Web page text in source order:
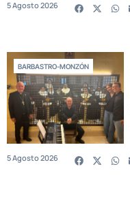
5 Agosto 2026
BARBASTRO-MONZÓN
5 Agosto 2026